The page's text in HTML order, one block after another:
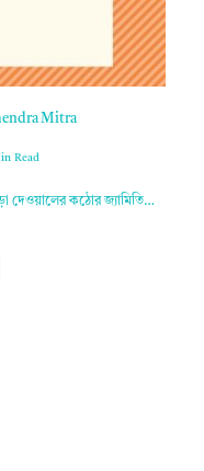
Mitra
Read
দেওয়ালের কঠোর জ্যামিতি…